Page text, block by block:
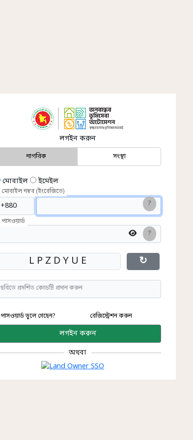
লগইন করুন
নাগরিক সংস্থা
মোবাইল ইমেইল
মোবাইল নম্বর (ইংরেজিতে)
?
পাসওয়ার্ড
?
L P Z D Y U E ↻
ছবিতে প্রদর্শিত কোডটি প্রদান করুন
পাসওয়ার্ড ভুলে গেছেন? রেজিস্ট্রেশন করুন
লগইন করুন
অথবা